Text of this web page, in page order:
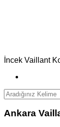
İncek Vaillant
Ankara